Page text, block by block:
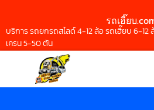
รถเฮี๊ยบ
บริการ รถยกรถสไลด์ 4-12 ล้อ รถเฮี๊ยบ 6-12
เครน 5-50 ตัน